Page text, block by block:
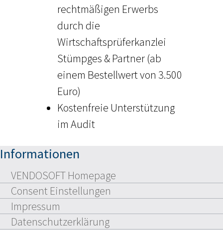
rechtmäßigen Erwerbs
durch die
Wirtschaftsprüferkanzlei
Stümpges & Partner (ab
einem Bestellwert von 3.500
Euro)
Kostenfreie Unterstützung
im Audit
Informationen
VENDOSOFT Homepage
Consent Einstellungen
Impressum
Datenschutzerklärung